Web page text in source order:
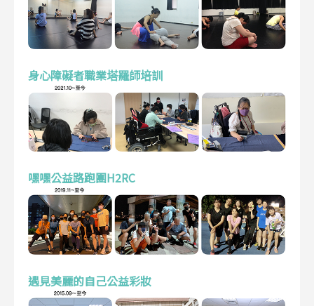
身心障礙者職業塔羅師培訓
嘿嘿公益路跑團H2RC
遇見美麗的自己公益彩妝